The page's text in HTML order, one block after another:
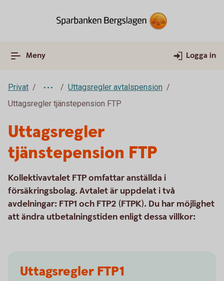
Meny Logga in
Privat
Uttagsregler avtalspension
Uttagsregler tjänstepension FTP
Uttagsregler
tjänstepension FTP
Kollektivavtalet FTP omfattar anställda i
försäkringsbolag. Avtalet är uppdelat i två
avdelningar: FTP1 och FTP2 (FTPK). Du har möjlighet
att ändra utbetalningstiden enligt dessa villkor:
Uttagsregler FTP1